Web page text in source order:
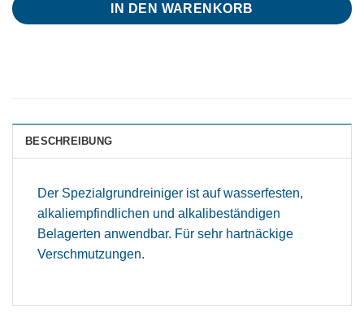
IN DEN WARENKORB
BESCHREIBUNG
Der Spezialgrundreiniger ist auf wasserfesten,
alkaliempfindlichen und alkalibeständigen
Belagerten anwendbar. Für sehr hartnäckige
Verschmutzungen.